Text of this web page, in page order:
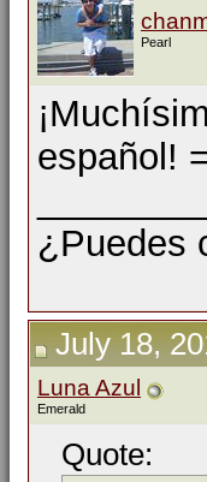
Pearl
español!
¿Puedes
July 18,
Luna Azul
Emerald
Quote: